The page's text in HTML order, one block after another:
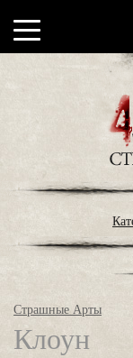
Страшные Арты
Клоун